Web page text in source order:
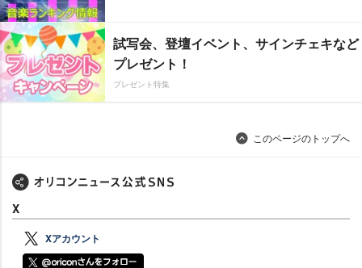
試写会、登壇イベント、サインチェキなど
プレゼント！
プレゼント特集
このページのトップへ
X
Xアカウント